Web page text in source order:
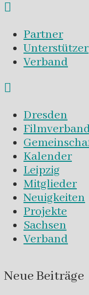
Partner
Unterstützer
Verband
Dresden
Kalender
Leipzig
Mitglieder
Neuigkeiten
Projekte
Sachsen
Verband
Neue Beiträge